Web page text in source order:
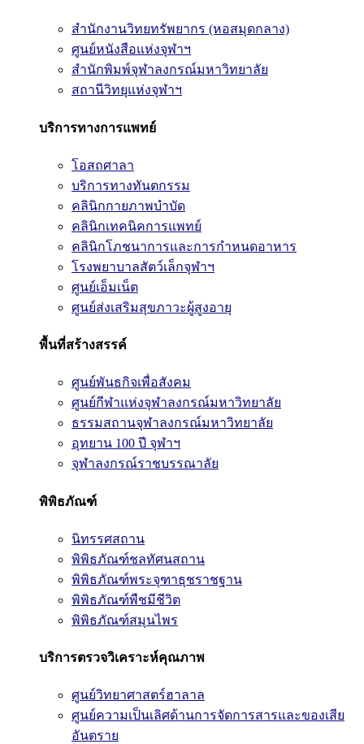
สำนักงานวิทยทรัพยากร (หอสมุดกลาง)
ศูนย์หนังสือแห่งจุฬาฯ
สำนักพิมพ์จุฬาลงกรณ์มหาวิทยาลัย
สถานีวิทยุแห่งจุฬาฯ
บริการทางการแพทย์
โอสถศาลา
บริการทางทันตกรรม
คลินิกกายภาพบำบัด
คลินิกเทคนิคการแพทย์
คลินิกโภชนาการและการกำหนดอาหาร
โรงพยาบาลสัตว์เล็กจุฬาฯ
ศูนย์เอ็มเน็ต
ศูนย์ส่งเสริมสุขภาวะผู้สูงอายุ
พื้นที่สร้างสรรค์
ศูนย์พันธกิจเพื่อสังคม
ศูนย์กีฬาแห่งจุฬาลงกรณ์มหาวิทยาลัย
ธรรมสถานจุฬาลงกรณ์มหาวิทยาลัย
อุทยาน 100 ปี จุฬาฯ
จุฬาลงกรณ์ราชบรรณาลัย
พิพิธภัณฑ์
นิทรรศสถาน
พิพิธภัณฑ์ชลทัศนสถาน
พิพิธภัณฑ์พระจุฑาธุชราชฐาน
พิพิธภัณฑ์พืชมีชีวิต
พิพิธภัณฑ์สมุนไพร
บริการตรวจวิเคราะห์คุณภาพ
ศูนย์วิทยาศาสตร์ฮาลาล
ศูนย์ความเป็นเลิศด้านการจัดการสารและของเสีย
อันตราย